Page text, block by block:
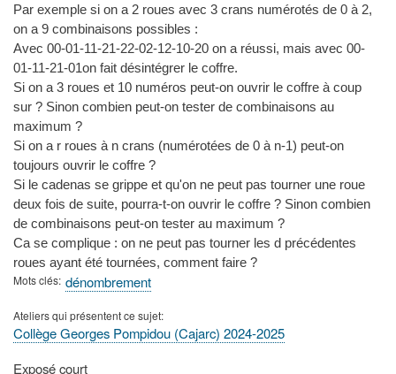
Par exemple si on a 2 roues avec 3 crans numérotés de 0 à 2,
on a 9 combinaisons possibles :
Avec 00-01-11-21-22-02-12-10-20 on a réussi, mais avec 00-
01-11-21-01on fait désintégrer le coffre.
Si on a 3 roues et 10 numéros peut-on ouvrir le coffre à coup
sur ? Sinon combien peut-on tester de combinaisons au
maximum ?
Si on a r roues à n crans (numérotées de 0 à n-1) peut-on
toujours ouvrir le coffre ?
Si le cadenas se grippe et qu'on ne peut pas tourner une roue
deux fois de suite, pourra-t-on ouvrir le coffre ? Sinon combien
de combinaisons peut-on tester au maximum ?
Ca se complique : on ne peut pas tourner les d précédentes
roues ayant été tournées, comment faire ?
Mots clés dénombrement
Ateliers qui présentent ce sujet
Collège Georges Pompidou (Cajarc) 2024-2025
Type
Exposé court